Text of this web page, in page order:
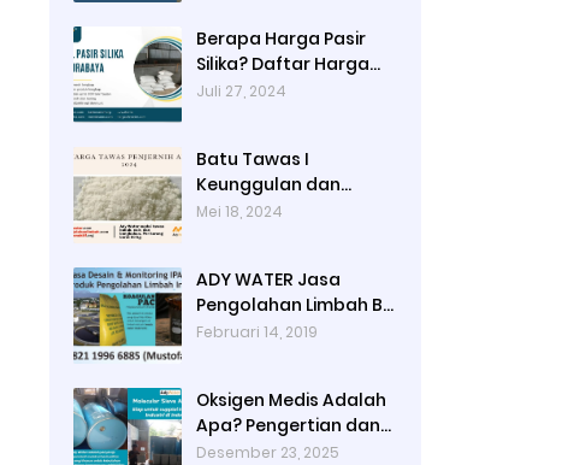
Berapa Harga Pasir
Silika? Daftar Harga
Terbaru 2024 di Ady
Juli 27, 2024
Batu Tawas I
Keunggulan dan
Alamat Pembelian di
Mei 18, 2024
ADY WATER Jasa
Pengolahan Limbah B3
Pengolahan Limbah
Surabaya Tangerang
Selatan
Februari 14, 2019
Oksigen Medis Adalah
Apa? Pengertian dan
Peruntukannya
Desember 23, 2025